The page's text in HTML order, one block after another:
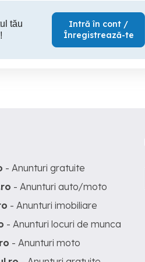
tău
Intră în cont /
Înregistrează-te
- Anunturi gratuite
- Anunturi auto/moto
- Anunturi imobiliare
- Anunturi locuri de munca
- Anunturi moto